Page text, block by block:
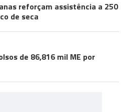
reforçam assistência a 250
de seca
de 86,816 mil ME por